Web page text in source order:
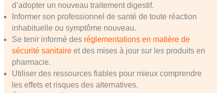
d’adopter un nouveau traitement digestif.
Informer son professionnel de santé de toute réaction
inhabituelle ou symptôme nouveau.
Se tenir informé des réglementations en matière de
sécurité sanitaireet des mises à jour sur les produits en
pharmacie.
Utiliser des ressources fiables pour mieux comprendre
les effets et risques des alternatives.